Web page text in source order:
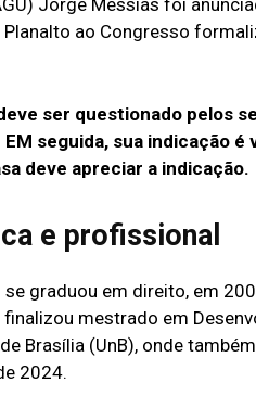
Jorge Messias foi
ao Congresso
ser questionado pelos
seguida, sua indicação é
deve apreciar a indicação.
e profissional
graduou em direito, em
finalizou mestrado em
Brasília (UnB), onde
2024.